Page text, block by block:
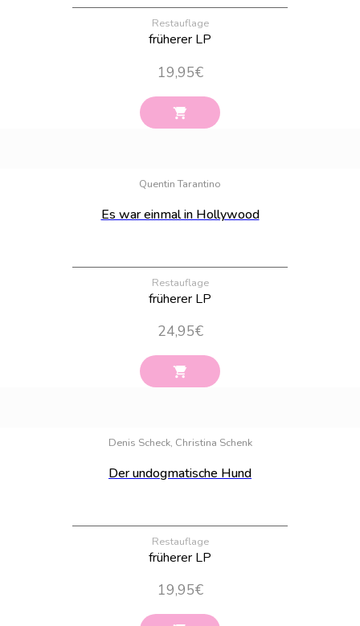
Restauflage
früherer LP
19,95€
Quentin Tarantino
Es war einmal in Hollywood
Restauflage
früherer LP
24,95€
Denis Scheck, Christina Schenk
Der undogmatische Hund
Restauflage
früherer LP
19,95€